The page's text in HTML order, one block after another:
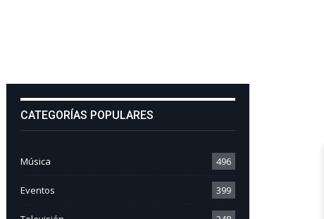
CATEGORÍAS POPULARES
Música 496
Eventos 399